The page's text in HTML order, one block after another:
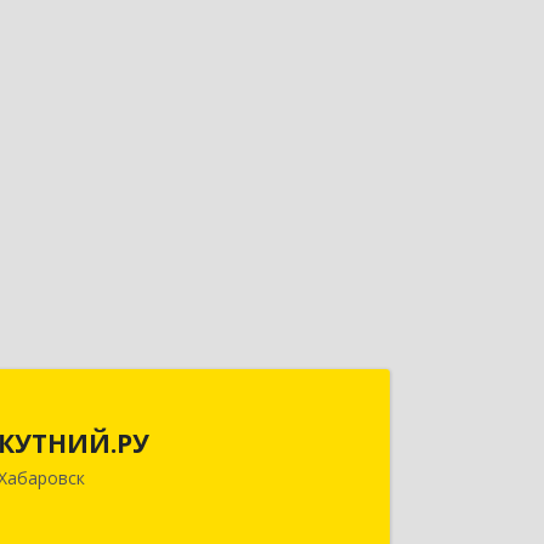
КУТНИЙ.РУ
г, Шевчука ул, дом № 42, оф.505